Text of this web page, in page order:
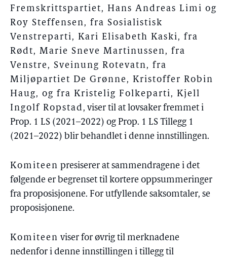
Fremskrittspartiet, Hans Andreas Limi og
Roy Steffensen, fra Sosialistisk
Venstreparti, Kari Elisabeth Kaski, fra
Rødt, Marie Sneve Martinussen, fra
Venstre, Sveinung Rotevatn, fra
Miljøpartiet De Grønne, Kristoffer Robin
Haug, og fra Kristelig Folkeparti, Kjell
Ingolf Ropstad, viser til at lovsaker fremmet i
Prop. 1 LS (2021–2022) og Prop. 1 LS Tillegg 1
(2021–2022) blir behandlet i denne innstillingen.
Komiteen presiserer at sammendragene i det
følgende er begrenset til kortere oppsummeringer
fra proposisjonene. For utfyllende saksomtaler, se
proposisjonene.
Komiteen viser for øvrig til merknadene
nedenfor i denne innstillingen i tillegg til